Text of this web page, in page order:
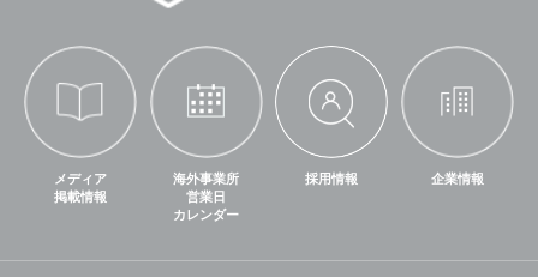
メディア
掲載情報
海外事業所
営業日
カレンダー
採用情報 企業情報